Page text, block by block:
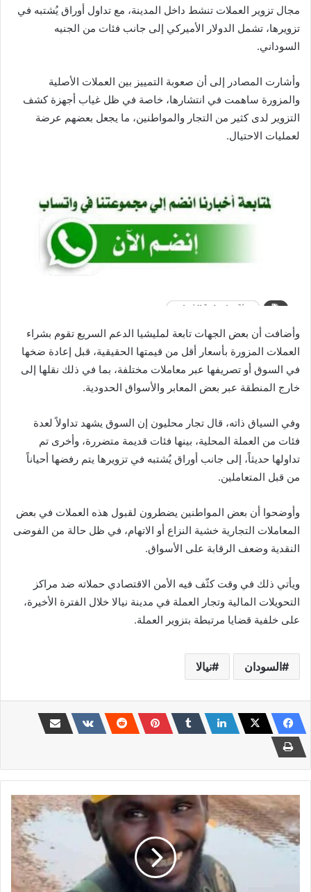
مجال تزوير العملات تنشط داخل المدينة، مع تداول أوراق يُشتبه في
تزويرها، تشمل الدولار الأميركي إلى جانب فئات من الجنيه
السوداني.
وأشارت المصادر إلى أن صعوبة التمييز بين العملات الأصلية
والمزورة ساهمت في انتشارها، خاصة في ظل غياب أجهزة كشف
التزوير لدى كثير من التجار والمواطنين، ما يجعل بعضهم عرضة
لعمليات الاحتيال.
وأضافت أن بعض الجهات تابعة لمليشيا الدعم السريع تقوم بشراء
العملات المزورة بأسعار أقل من قيمتها الحقيقية، قبل إعادة ضخها
في السوق أو تصريفها عبر معاملات مختلفة، بما في ذلك نقلها إلى
خارج المنطقة عبر بعض المعابر والأسواق الحدودية.
وفي السياق ذاته، قال تجار محليون إن السوق يشهد تداولاً لعدة
فئات من العملة المحلية، بينها فئات قديمة متضررة، وأخرى تم
تداولها حديثاً، إلى جانب أوراق يُشتبه في تزويرها يتم رفضها أحياناً
من قبل المتعاملين.
وأوضحوا أن بعض المواطنين يضطرون لقبول هذه العملات في بعض
المعاملات التجارية خشية النزاع أو الاتهام، في ظل حالة من الفوضى
النقدية وضعف الرقابة على الأسواق.
ويأتي ذلك في وقت كثّف فيه الأمن الاقتصادي حملاته ضد مراكز
التحويلات المالية وتجار العملة في مدينة نيالا خلال الفترة الأخيرة،
على خلفية قضايا مرتبطة بتزوير العملة.
السودان نيالا
المحكمة
تصدر
حكماً
رادعاً